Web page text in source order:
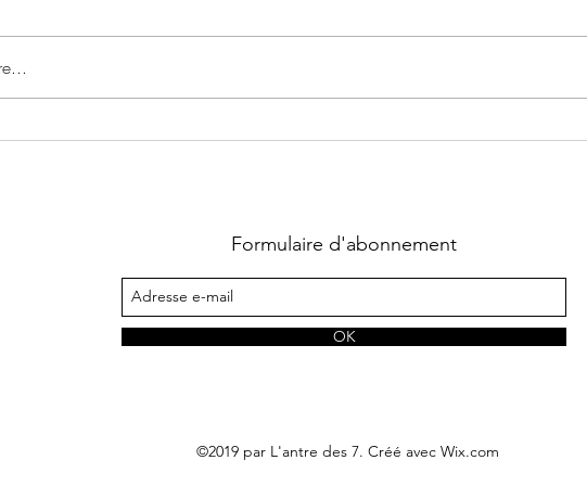
Formulaire d'abonnement
OK
©2019 par L'antre des 7. Créé avec Wix.com